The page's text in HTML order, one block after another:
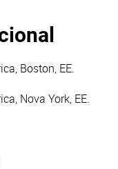
Boston, EE.
Nova York, EE.